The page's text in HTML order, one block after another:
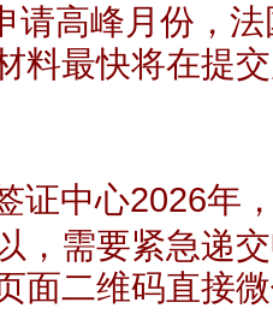
请高峰月份，
料最快将在提
证中心2026年
，需要紧急递
面二维码直接